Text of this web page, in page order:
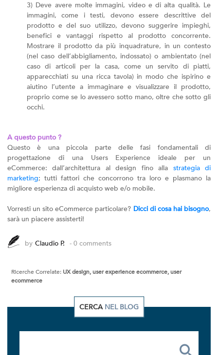
3) Deve avere molte immagini, video e di alta qualità. Le
immagini, come i testi, devono essere descrittive del
prodotto e del suo utilizzo, devono suggerire impieghi,
benefici e vantaggi rispetto al prodotto concorrente.
Mostrare il prodotto da più inquadrature, in un contesto
(nel caso dell’abbigliamento, indossato) o ambientato (nel
caso di articoli per la casa, come un servito di piatti,
apparecchiati su una ricca tavola) in modo che ispirino e
aiutino l’utente a immaginare e visualizzare il prodotto,
proprio come se lo avessero sotto mano, oltre che sotto gli
occhi.
A questo punto ?
Questo è una piccola parte delle fasi fondamentali di
progettazione di una Users Experience ideale per un
eCommerce: dall’architettura al design fino alla strategia di
marketing; tutti fattori che concorrono tra loro e plasmano la
migliore esperienza di acquisto web e/o mobile.
Vorresti un sito eCommerce particolare? Dicci di cosa hai bisogno,
sarà un piacere assisterti!
by Claudio P. - 0 comments
Ricerche Correlate: UX design, user experience ecommerce, user
ecommerce
CERCA NEL BLOG